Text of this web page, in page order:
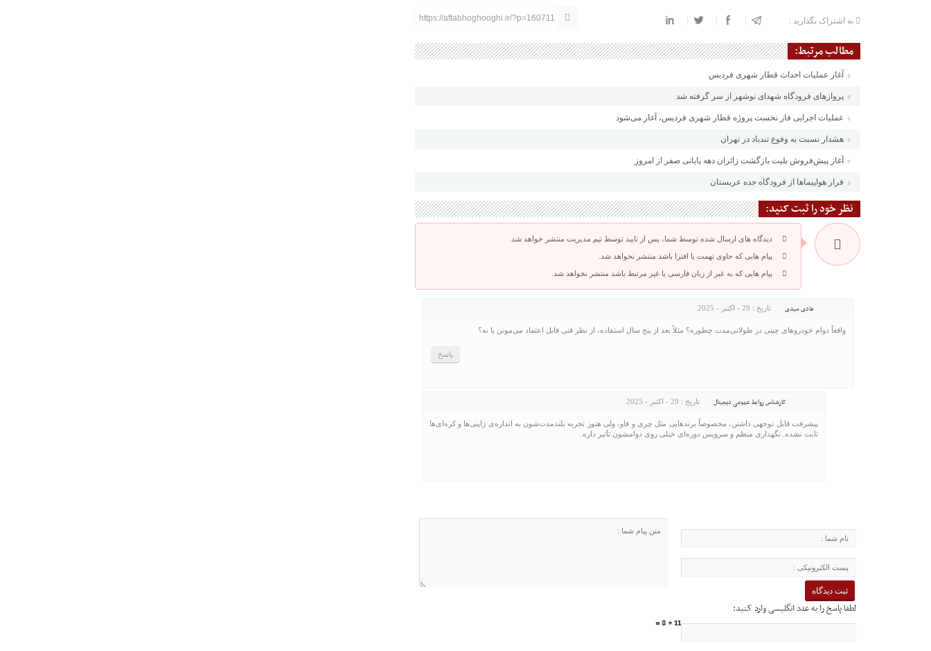
به اشتراک بگذارید : https://aftabhoghooghi.ir/?p=160711
مطالب مرتبط:
آغاز عملیات احداث قطار شهری فردیس
پروازهای فرودگاه شهدای نوشهر از سر گرفته شد
عملیات اجرایی فاز نخست پروژه قطار شهری فردیس، آغاز می‌شود
هشدار نسبت به وفوع تندباد در تهران
آغاز پیش‌فروش بلیت بازگشت زائران دهه پایانی صفر از امروز
فرار هواپیماها از فرودگاه جده عربستان
نظر خود را ثبت کنید:
دیدگاه های ارسال شده توسط شما، پس از تایید توسط تیم مدیریت منتشر خواهد شد.
پیام هایی که حاوی تهمت یا افترا باشد منتشر نخواهد شد.
پیام هایی که به غیر از زبان فارسی یا غیر مرتبط باشد منتشر نخواهد شد.
هادی سیدی تاریخ : 29 - اکتبر - 2025
واقعاً دوام خودروهای چینی در طولانی‌مدت چطوره؟ مثلاً بعد از پنج سال استفاده، از نظر فنی قابل اعتماد می‌مونن یا نه؟
پاسخ
کارشناس روابط عمومی دیجیتال تاریخ : 29 - اکتبر - 2025
پیشرفت قابل توجهی داشتن، مخصوصاً برندهایی مثل چری و فاو، ولی هنوز تجربه بلندمدت‌شون به اندازه‌ی ژاپنی‌ها و کره‌ای‌ها
ثابت نشده. نگهداری منظم و سرویس دوره‌ای خیلی روی دوامشون تأثیر داره.
لطفا پاسخ را به عدد انگلیسی وارد کنید:
11 + 8 =